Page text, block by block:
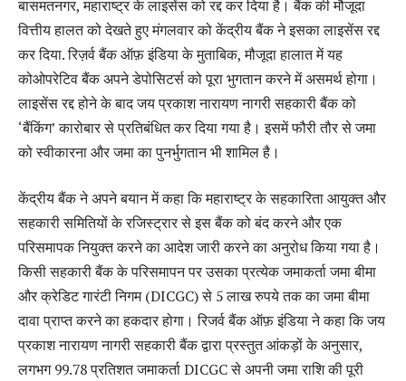
बासमतनगर, महाराष्ट्र के लाइसेंस को रद्द कर दिया है। बैंक की मौजूदा
वित्तीय हालत को देखते हुए मंगलवार को केंद्रीय बैंक ने इसका लाइसेंस रद्द
कर दिया. रिज़र्व बैंक ऑफ़ इंडिया के मुताबिक, मौजूदा हालात में यह
कोओपरेटिव बैंक अपने डेपोसिटर्स को पूरा भुगतान करने में असमर्थ होगा।
लाइसेंस रद्द होने के बाद जय प्रकाश नारायण नागरी सहकारी बैंक को
‘बैंकिंग’ कारोबार से प्रतिबंधित कर दिया गया है। इसमें फौरी तौर से जमा
को स्वीकारना और जमा का पुनर्भुगतान भी शामिल है।
केंद्रीय बैंक ने अपने बयान में कहा कि महाराष्ट्र के सहकारिता आयुक्त और
सहकारी समितियों के रजिस्ट्रार से इस बैंक को बंद करने और एक
परिसमापक नियुक्त करने का आदेश जारी करने का अनुरोध किया गया है।
किसी सहकारी बैंक के परिसमापन पर उसका प्रत्येक जमाकर्ता जमा बीमा
और क्रेडिट गारंटी निगम (DICGC) से 5 लाख रुपये तक का जमा बीमा
दावा प्राप्त करने का हकदार होगा। रिजर्व बैंक ऑफ़ इंडिया ने कहा कि जय
प्रकाश नारायण नागरी सहकारी बैंक द्वारा प्रस्तुत आंकड़ों के अनुसार,
लगभग 99.78 प्रतिशत जमाकर्ता DICGC से अपनी जमा राशि की पूरी